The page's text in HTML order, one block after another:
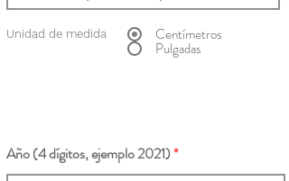
Unidad de medida Centímetros
Pulgadas
Año (4 dígitos, ejemplo 2021)